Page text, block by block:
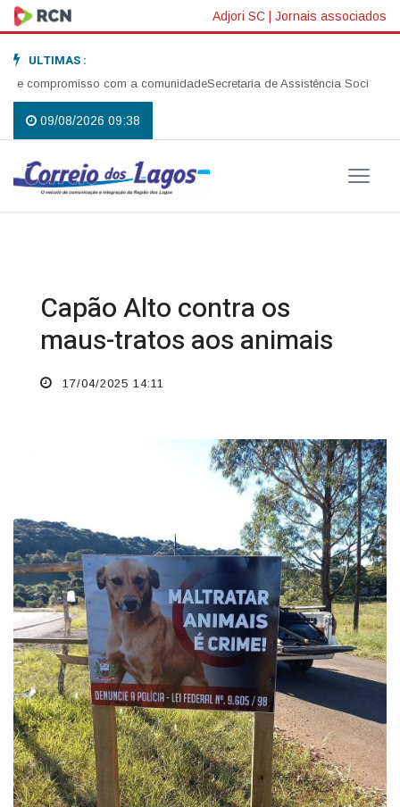
Adjori SC | Jornais associados
ULTIMAS :
com a comunidadeSecretaria de Assistência Social realiza
09/08/2026 09:38
Capão Alto contra os
maus-tratos aos animais
17/04/2025 14:11